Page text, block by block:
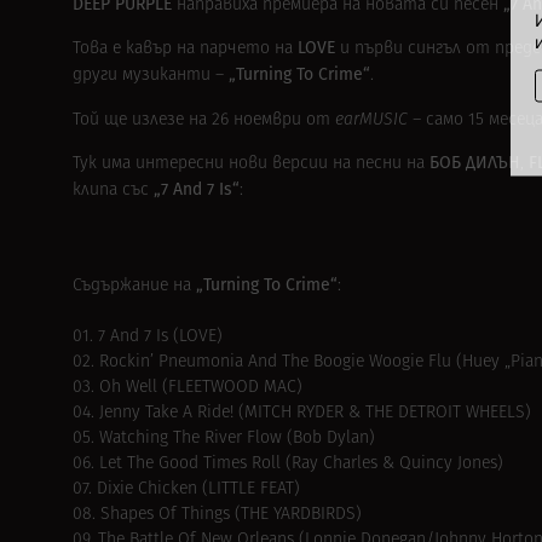
DEEP PURPLE направиха премиера на новата си песен „7
Това е кавър на парчето на LOVE и първи сингъл от
други музиканти – „Turning To Crime“.
Той ще излезе на 26 ноември от earMUSIC – само 15
Тук има интересни нови версии на песни на БОБ ДИЛЪН
клипа със „7 And 7 Is“:
Съдържание на „Turning To Crime“:
01. 7 And 7 Is (LOVE)
02. Rockin’ Pneumonia And The Boogie Woogie Flu (Huey
03. Oh Well (FLEETWOOD MAC)
04. Jenny Take A Ride! (MITCH RYDER & THE DETROIT WHEELS)
05. Watching The River Flow (Bob Dylan)
06. Let The Good Times Roll (Ray Charles & Quincy Jones)
07. Dixie Chicken (LITTLE FEAT)
08. Shapes Of Things (THE YARDBIRDS)